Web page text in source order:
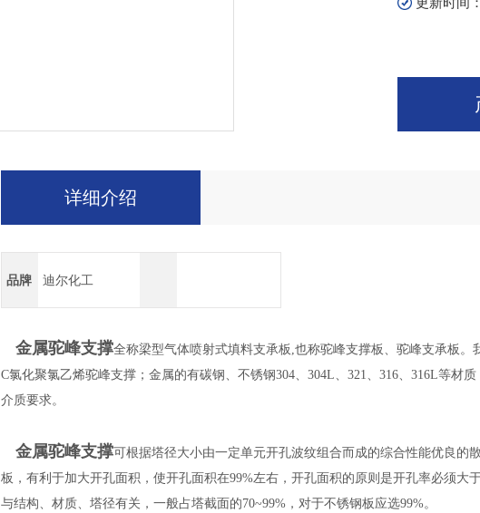
详细介绍
品牌 迪尔化工
金属驼峰支撑全称梁型气体喷射式填料支承板,也称驼峰支撑板、驼峰支承板
C氯化聚氯乙烯驼峰支撑；金属的有碳钢、不锈钢304、304L、321、316、316L等材
介质要求。
金属驼峰支撑可根据塔径大小由一定单元开孔波纹组合而成的综合性能优良的
板，有利于加大开孔面积，使开孔面积在99%左右，开孔面积的原则是开孔率必须大
与结构、材质、塔径有关，一般占塔截面的70~99%，对于不锈钢板应选99%。